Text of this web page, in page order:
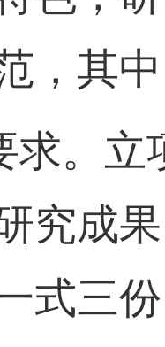
，其
求。立
究成
式三